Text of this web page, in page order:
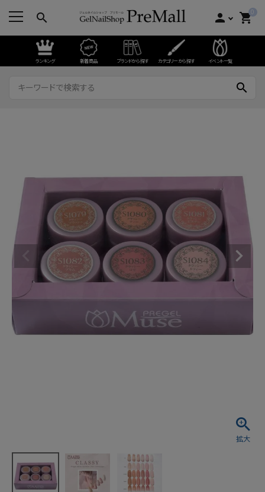
search person 0
shopping_cart
ランキング 新着商品 ブランドから探す カテゴリーから探す イベント一覧
search